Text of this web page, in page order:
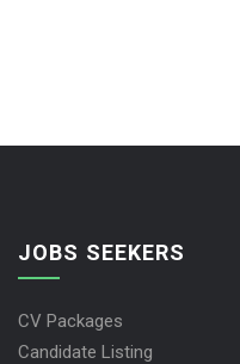
JOBS SEEKERS
CV Packages
Candidate Listing